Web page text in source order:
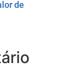
de